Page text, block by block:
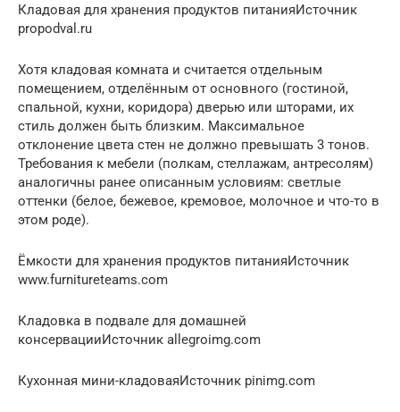
Кладовая для хранения продуктов питанияИсточник
propodval.ru
Хотя кладовая комната и считается отдельным
помещением, отделённым от основного (гостиной,
спальной, кухни, коридора) дверью или шторами, их
стиль должен быть близким. Максимальное
отклонение цвета стен не должно превышать 3 тонов.
Требования к мебели (полкам, стеллажам, антресолям)
аналогичны ранее описанным условиям: светлые
оттенки (белое, бежевое, кремовое, молочное и что-то в
этом роде).
Ёмкости для хранения продуктов питанияИсточник
www.furnitureteams.com
Кладовка в подвале для домашней
консервацииИсточник allegroimg.com
Кухонная мини-кладоваяИсточник pinimg.com